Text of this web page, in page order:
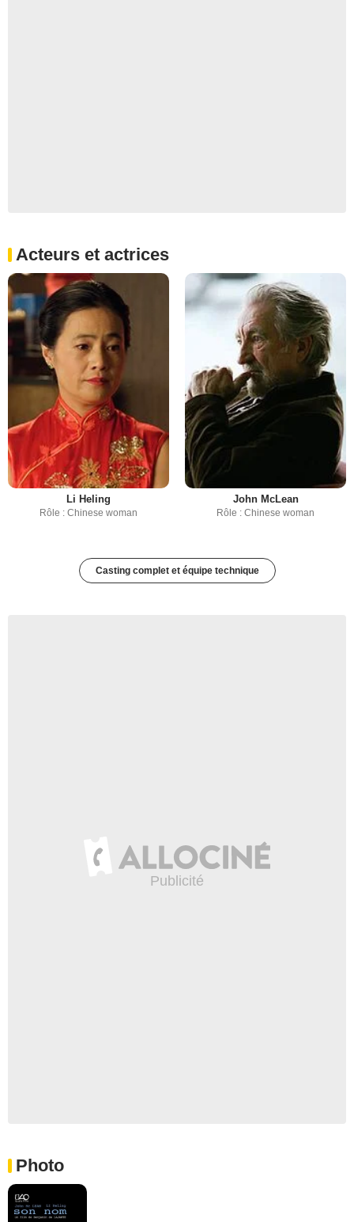
Acteurs et actrices
Li Heling
Rôle : Chinese woman
John McLean
Rôle : Chinese woman
Casting complet et équipe technique
Photo